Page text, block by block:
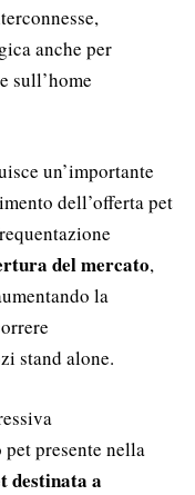
anche per
sull’home
un’importante
dell’offerta pet
del mercato,
la
stand alone.
presente nella
destinata a